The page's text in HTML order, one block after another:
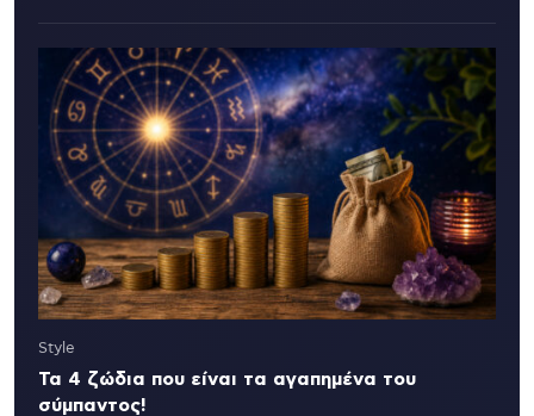
Style
Τα 4 ζώδια που είναι τα αγαπημένα του
σύμπαντος!